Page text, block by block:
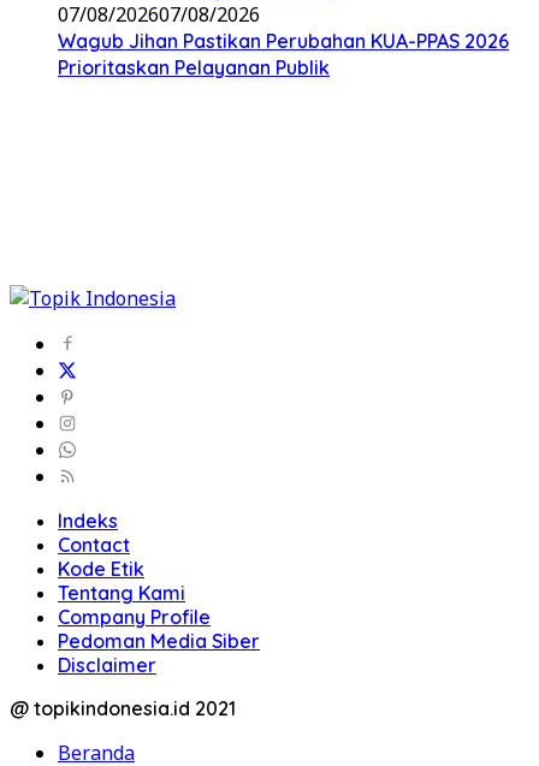
07/08/202607/08/2026
Wagub Jihan Pastikan Perubahan KUA-PPAS 2026
Prioritaskan Pelayanan Publik
Indeks
Contact
Kode Etik
Tentang Kami
Company Profile
Pedoman Media Siber
Disclaimer
@ topikindonesia.id 2021
Beranda